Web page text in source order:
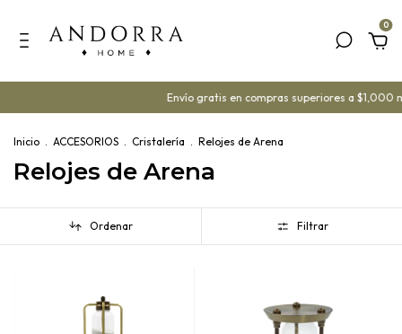
0
Envío gratis en compras superiores a $1,000 mx
Inicio . ACCESORIOS . Cristalería . Relojes de Arena
Relojes de Arena
Ordenar Filtrar